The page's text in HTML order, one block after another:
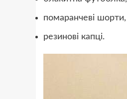
помаранчеві шорти,
резинові капці.